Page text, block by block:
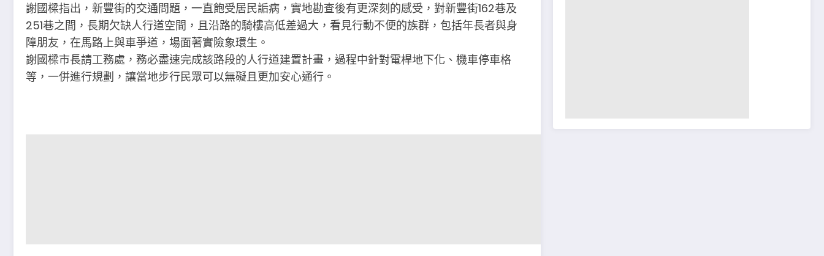
謝國樑指出，新豐街的交通問題，一直飽受居民詬病，實地勘查後有更深刻的感受，對新豐街162巷及
251巷之間，長期欠缺人行道空間，且沿路的騎樓高低差過大，看見行動不便的族群，包括年長者與身
障朋友，在馬路上與車爭道，場面著實險象環生。
謝國樑市長請工務處，務必盡速完成該路段的人行道建置計畫，過程中針對電桿地下化、機車停車格
等，一併進行規劃，讓當地步行民眾可以無礙且更加安心通行。